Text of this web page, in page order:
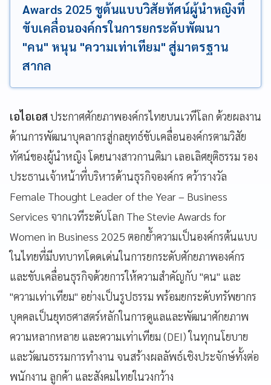
Awards 2025 ชูต้นแบบวิสัยทัศน์ผู้นำหญิงที่
ขับเคลื่อนองค์กรในการยกระดับพัฒนา
"คน" หนุน "ความเท่าเทียม" สู่มาตรฐาน
สากล
เอไอเอสประกาศศักยภาพองค์กรไทยบนเวทีโลก ด้วยผลงาน
ด้านการพัฒนาบุคลากรสู่กลยุทธ์ขับเคลื่อนองค์กรตามวิสัย
ทัศน์ของผู้นำหญิง โดยนางสาวกานติมา เลอเลิศยุติธรรม รอง
ประธานเจ้าหน้าที่บริหารด้านธุรกิจองค์กร คว้ารางวัล
Female Thought Leader of the Year – Business
Services จากเวทีระดับโลก The Stevie Awards for
Women in Business 2025 ตอกย้ำความเป็นองค์กรต้นแบบ
ในไทยที่มีบทบาทโดดเด่นในการยกระดับศักยภาพองค์กร
และขับเคลื่อนธุรกิจด้วยการให้ความสำคัญกับ "คน" และ
"ความเท่าเทียม" อย่างเป็นรูปธรรม พร้อมยกระดับทรัพยากร
บุคคลเป็นยุทธศาสตร์หลักในการดูแลและพัฒนาศักยภาพ
ความหลากหลาย และความเท่าเทียม (DEI) ในทุกนโยบาย
และวัฒนธรรมการทำงาน จนสร้างผลลัพธ์เชิงประจักษ์ทั้งต่อ
พนักงาน ลูกค้า และสังคมไทยในวงกว้าง